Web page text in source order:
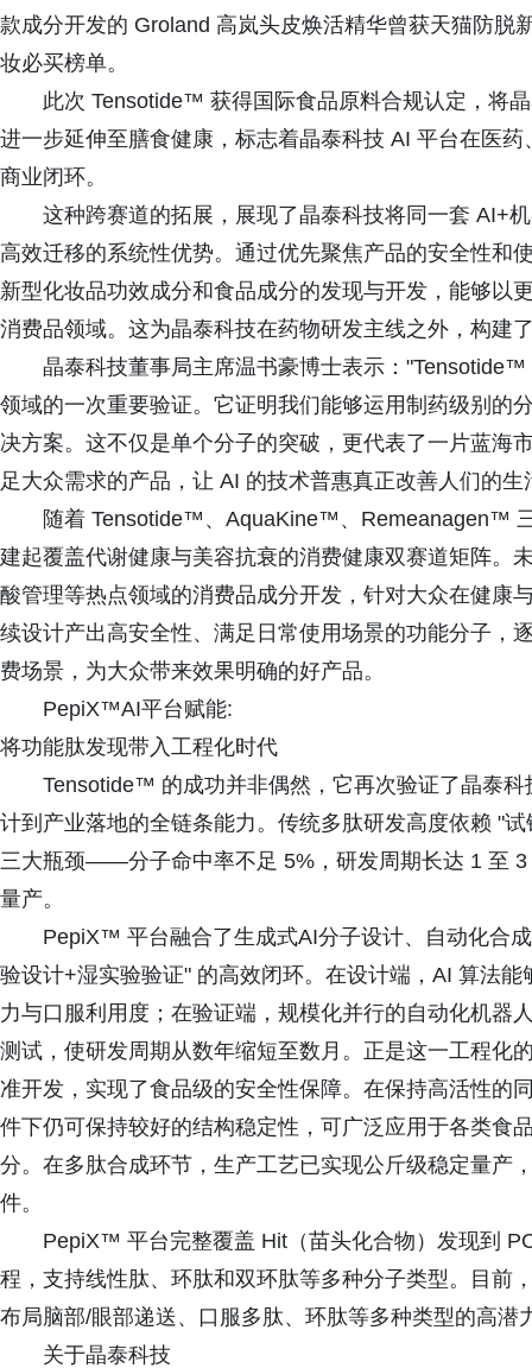
款成分开发的 Groland 高岚头皮焕活精华曾获天猫防脱
妆必买榜单。
此次 Tensotide™ 获得国际食品原料合规认定，将
进一步延伸至膳食健康，标志着晶泰科技 AI 平台在医
商业闭环。
这种跨赛道的拓展，展现了晶泰科技将同一套 AI+
高效迁移的系统性优势。通过优先聚焦产品的安全性和
新型化妆品功效成分和食品成分的发现与开发，能够以
消费品领域。这为晶泰科技在药物研发主线之外，构建
晶泰科技董事局主席温书豪博士表示：
领域的一次重要验证。它证明我们能够运用制药级别的
决方案。这不仅是单个分子的突破，更代表了一片蓝
足大众需求的产品，让 AI 的技术普惠真正改善人们的生
随着 Tensotide™、AquaKine™、Remeanagen™
建起覆盖代谢健康与美容抗衰的消费健康双赛道矩阵。
酸管理等热点领域的消费品成分开发，针对大众在健康
续设计产出高安全性、满足日常使用场景的功能分子，
费场景，为大众带来效果明确的好产品。
PepiX™AI平台赋能:
将功能肽发现带入工程化时代
Tensotide™ 的成功并非偶然，它再次验证了晶泰
计到产业落地的全链条能力。传统多肽研发高度依赖 "
三大瓶颈——分子命中率不足 5%，研发周期长达 1 至
量产。
PepiX™ 平台融合了生成式AI分子设计、自动化合
验设计+湿实验验证" 的高效闭环。在设计端，AI 算法
力与口服利用度；在验证端，规模化并行的自动化机器
测试，使研发周期从数年缩短至数月。正是这一工程
准开发，实现了食品级的安全性保障。在保持高活性的
件下仍可保持较好的结构稳定性，可广泛应用于各类食
分。在多肽合成环节，生产工艺已实现公斤级稳定量产
件。
PepiX™ 平台完整覆盖 Hit（苗头化合物）发现到
程，支持线性肽、环肽和双环肽等多种分子类型。目
布局脑部/眼部递送、口服多肽、环肽等多种类型的高潜
关于晶泰科技